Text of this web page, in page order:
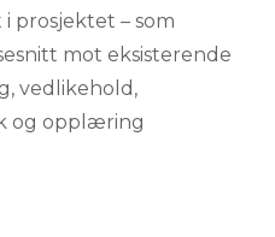
prosjektet – som
mot eksisterende
vedlikehold,
og opplæring